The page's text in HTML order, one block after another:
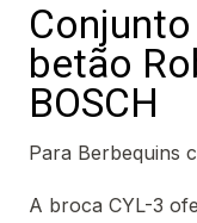
betão
BOSCH
Para Berbequins
A broca CYL-3